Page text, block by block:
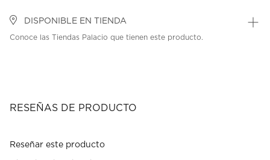
DISPONIBLE EN TIENDA
Conoce las Tiendas Palacio que tienen este producto.
RESEÑAS DE PRODUCTO
Reseñar este producto